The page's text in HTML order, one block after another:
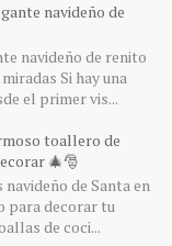
navideño de
navideño de renito
Si hay una
el primer vis...
toallero de
🎄🎅
de Santa en
para decorar tu
de coci...